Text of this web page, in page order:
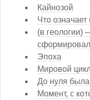
Кайнозой
Что
(в геологии)
Эпоха
Мировой
До нуля
Момент, с